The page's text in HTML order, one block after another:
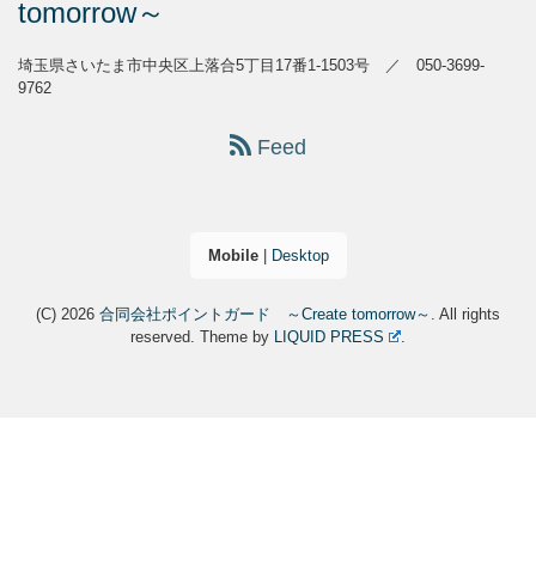
tomorrow～
埼玉県さいたま市中央区上落合5丁目17番1-1503号 ／ 050-3699-
9762
Feed
Mobile| Desktop
(C) 2026 合同会社ポイントガード ～Create tomorrow～ . All rights
reserved.Theme by LIQUID PRESS .